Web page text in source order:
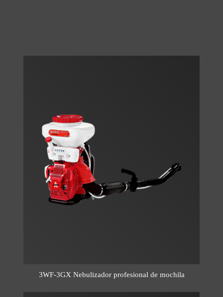
3WF-3GX Nebulizador profesional de mochila